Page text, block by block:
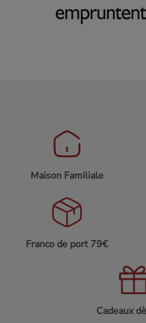
Maison Familiale
Franco de port 79€
Cadeaux